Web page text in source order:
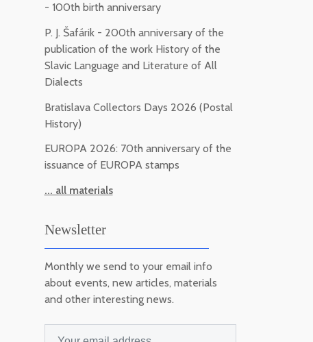
- 100th birth anniversary
P. J. Šafárik - 200th anniversary of the
publication of the work History of the
Slavic Language and Literature of All
Dialects
Bratislava Collectors Days 2026 (Postal
History)
EUROPA 2026: 70th anniversary of the
issuance of EUROPA stamps
... all materials
Newsletter
Monthly we send to your email info
about events, new articles, materials
and other interesting news.